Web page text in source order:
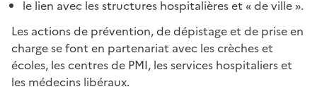
le lien avec les structures hospitalières et « de ville ».
Les actions de prévention, de dépistage et de prise en
charge se font en partenariat avec les crèches et
écoles, les centres de PMI, les services hospitaliers et
les médecins libéraux.